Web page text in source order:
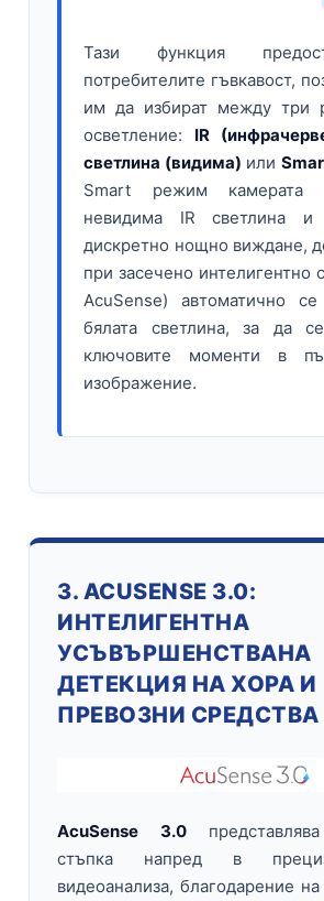
Тази функция
потребителите гъвкавост,
им да избират между три
осветление: IR
светлина (видима) или
Smart режим камерата
невидима IR светлина и
дискретно нощно виждане,
при засечено интелигентно
AcuSense) автоматично се
бялата светлина, за да
ключовите моменти в
изображение.
3. ACUSENSE 3.0:
ИНТЕЛИГЕНТНА
УСЪВЪРШЕНСТВАНА
ДЕТЕКЦИЯ НА ХОРА И
ПРЕВОЗНИ СРЕДСТВА
AcuSense 3.0
стъпка напред в
видеоанализа, благодарение